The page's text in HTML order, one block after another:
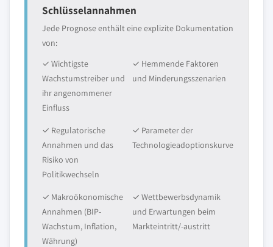
Schlüsselannahmen
Jede Prognose enthält eine explizite Dokumentation
von:
✓ Wichtigste
Wachstumstreiber und
ihr angenommener
Einfluss
✓ Hemmende Faktoren
und Minderungsszenarien
✓ Regulatorische
Annahmen und das
Risiko von
Politikwechseln
✓ Parameter der
Technologieadoptionskurve
✓ Makroökonomische
Annahmen (BIP-
Wachstum, Inflation,
Währung)
✓ Wettbewerbsdynamik
und Erwartungen beim
Markteintritt/-austritt